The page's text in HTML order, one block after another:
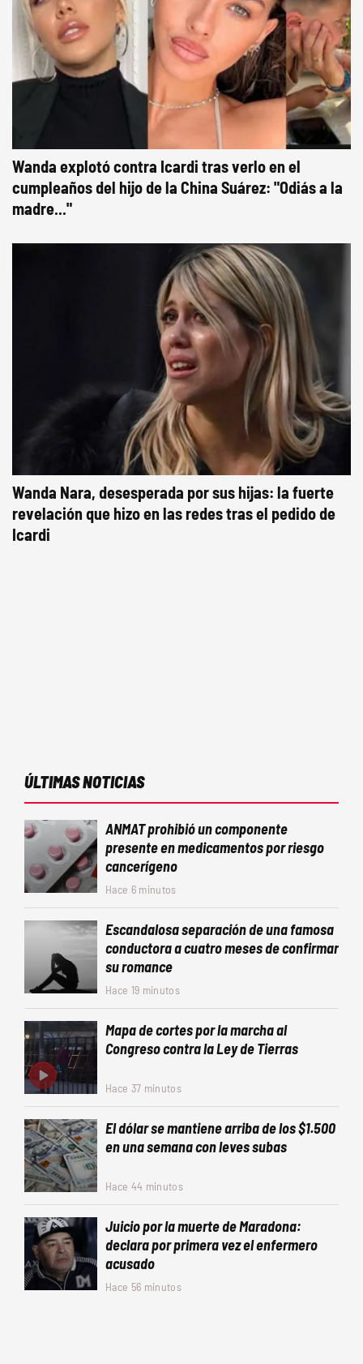
Wanda explotó contra Icardi tras verlo en el
cumpleaños del hijo de la China Suárez: "Odiás a la
madre..."
Wanda Nara, desesperada por sus hijas: la fuerte
revelación que hizo en las redes tras el pedido de
Icardi
ÚLTIMAS NOTICIAS
ANMAT prohibió un componente
presente en medicamentos por riesgo
cancerígeno
Hace 6 minutos
Escandalosa separación de una famosa
conductora a cuatro meses de confirmar
su romance
Hace 19 minutos
Mapa de cortes por la marcha al
Congreso contra la Ley de Tierras
Hace 37 minutos
El dólar se mantiene arriba de los $1.500
en una semana con leves subas
Hace 44 minutos
Juicio por la muerte de Maradona:
declara por primera vez el enfermero
acusado
Hace 56 minutos